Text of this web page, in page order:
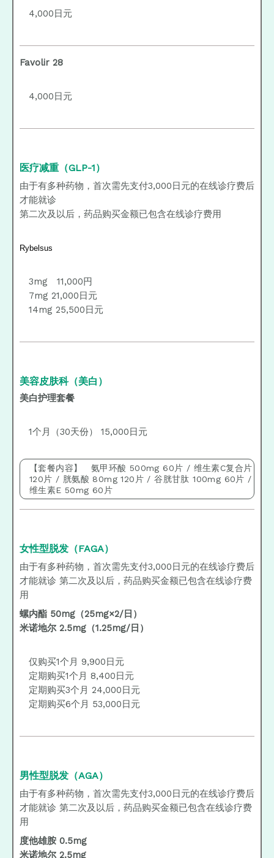
4,000日元
Favolir 28
4,000日元
医疗减重（GLP-1）
由于有多种药物，首次需先支付3,000日元的在线诊疗费后
才能就诊
第二次及以后，药品购买金额已包含在线诊疗费用
Rybelsus
3mg 11,000円
7mg 21,000日元
14mg 25,500日元
美容皮肤科（美白）
美白护理套餐
1个月（30天份） 15,000日元
【套餐内容】 氨甲环酸 500mg 60片 / 维生素C复合片
120片 / 胱氨酸 80mg 120片 / 谷胱甘肽 100mg 60片 /
维生素E 50mg 60片
女性型脱发（FAGA）
由于有多种药物，首次需先支付3,000日元的在线诊疗费后
才能就诊 第二次及以后，药品购买金额已包含在线诊疗费
用
螺内酯 50mg（25mg×2/日）
米诺地尔 2.5mg（1.25mg/日）
仅购买1个月 9,900日元
定期购买1个月 8,400日元
定期购买3个月 24,000日元
定期购买6个月 53,000日元
男性型脱发（AGA）
由于有多种药物，首次需先支付3,000日元的在线诊疗费后
才能就诊 第二次及以后，药品购买金额已包含在线诊疗费
用
度他雄胺 0.5mg
米诺地尔 2.5mg